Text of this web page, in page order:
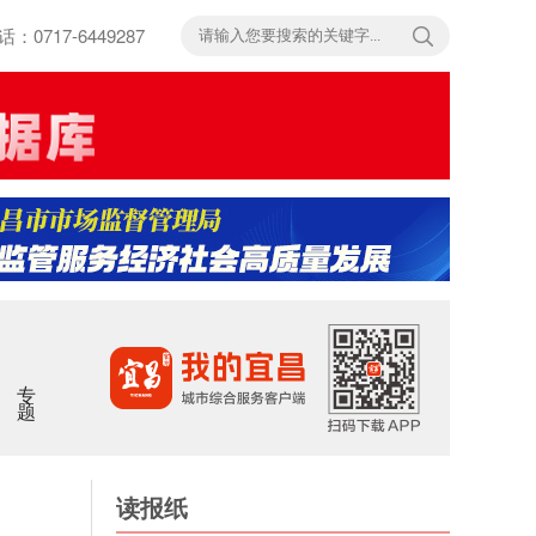
：0717-6449287
专题
读报纸